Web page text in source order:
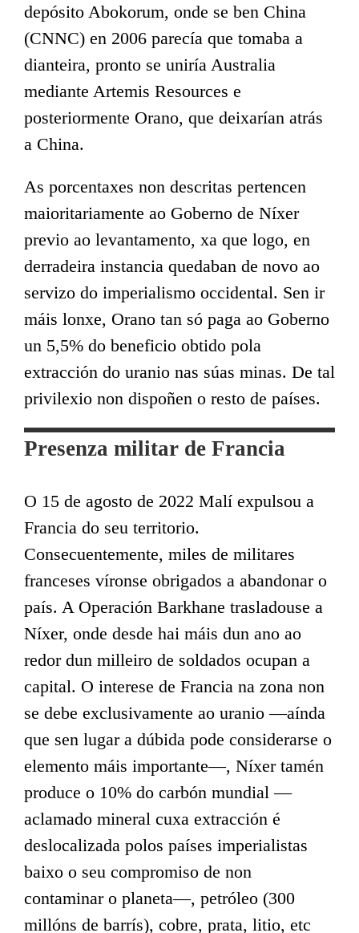
depósito Abokorum, onde se ben China
(CNNC) en 2006 parecía que tomaba a
dianteira, pronto se uniría Australia
mediante Artemis Resources e
posteriormente Orano, que deixarían atrás
a China.
As porcentaxes non descritas pertencen
maioritariamente ao Goberno de Níxer
previo ao levantamento, xa que logo, en
derradeira instancia quedaban de novo ao
servizo do imperialismo occidental. Sen ir
máis lonxe, Orano tan só paga ao Goberno
un 5,5% do beneficio obtido pola
extracción do uranio nas súas minas. De tal
privilexio non dispoñen o resto de países.
Presenza militar de Francia
O 15 de agosto de 2022 Malí expulsou a
Francia do seu territorio.
Consecuentemente, miles de militares
franceses víronse obrigados a abandonar o
país. A Operación Barkhane trasladouse a
Níxer, onde desde hai máis dun ano ao
redor dun milleiro de soldados ocupan a
capital. O interese de Francia na zona non
se debe exclusivamente ao uranio —aínda
que sen lugar a dúbida pode considerarse o
elemento máis importante—, Níxer tamén
produce o 10% do carbón mundial —
aclamado mineral cuxa extracción é
deslocalizada polos países imperialistas
baixo o seu compromiso de non
contaminar o planeta—, petróleo (300
millóns de barrís), cobre, prata, litio, etc